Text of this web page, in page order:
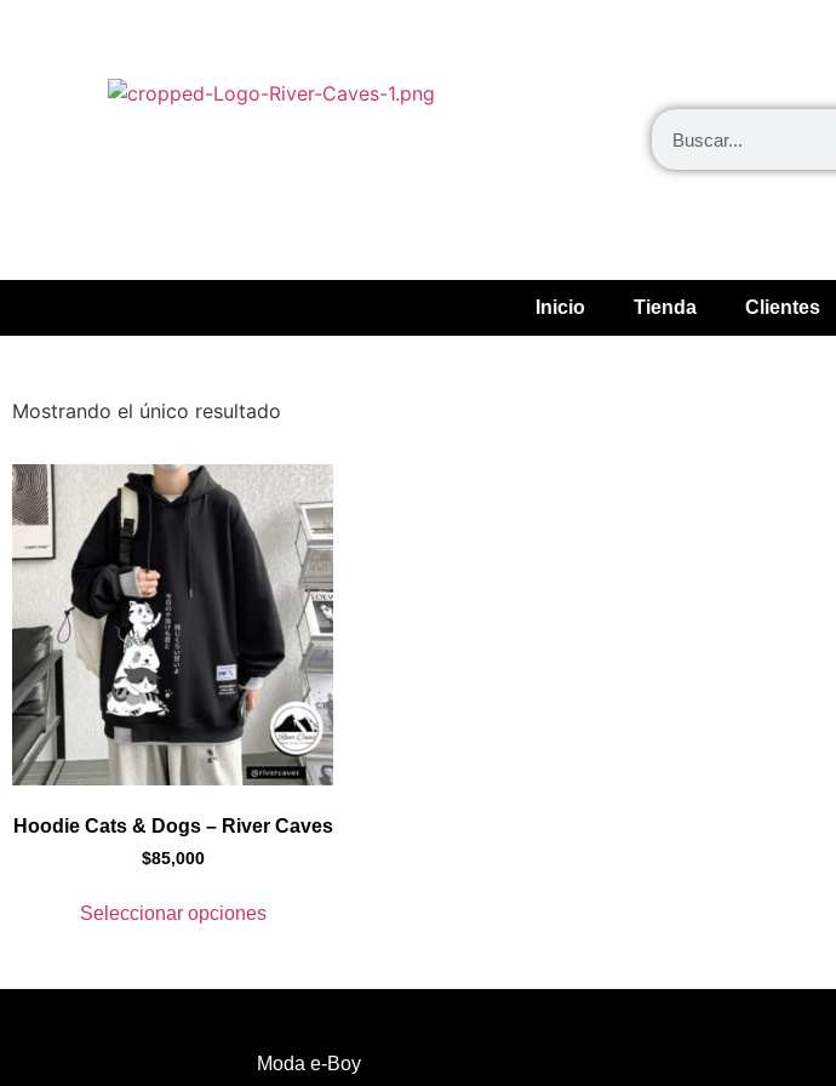
Inicio Tienda Clientes
Mostrando el único resultado
Hoodie Cats & Dogs – River Caves
$85,000
Seleccionar opciones
Moda e-Boy